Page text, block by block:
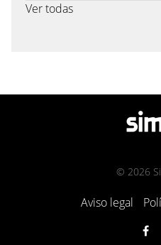
Ver todas
© 2026
Aviso legal